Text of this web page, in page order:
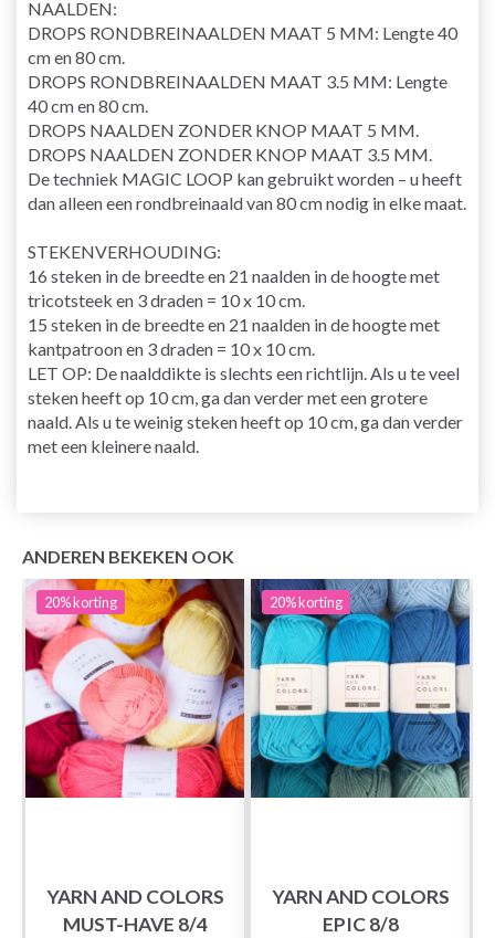
NAALDEN:
DROPS RONDBREINAALDEN MAAT 5 MM: Lengte 40
cm en 80 cm.
DROPS RONDBREINAALDEN MAAT 3.5 MM: Lengte
40 cm en 80 cm.
DROPS NAALDEN ZONDER KNOP MAAT 5 MM.
DROPS NAALDEN ZONDER KNOP MAAT 3.5 MM.
De techniek MAGIC LOOP kan gebruikt worden – u heeft
dan alleen een rondbreinaald van 80 cm nodig in elke maat.
STEKENVERHOUDING:
16 steken in de breedte en 21 naalden in de hoogte met
tricotsteek en 3 draden = 10 x 10 cm.
15 steken in de breedte en 21 naalden in de hoogte met
kantpatroon en 3 draden = 10 x 10 cm.
LET OP: De naalddikte is slechts een richtlijn. Als u te veel
steken heeft op 10 cm, ga dan verder met een grotere
naald. Als u te weinig steken heeft op 10 cm, ga dan verder
met een kleinere naald.
ANDEREN BEKEKEN OOK
20%korting
YARN AND COLORS
MUST-HAVE 8/4
20%korting
YARN AND COLORS
EPIC 8/8